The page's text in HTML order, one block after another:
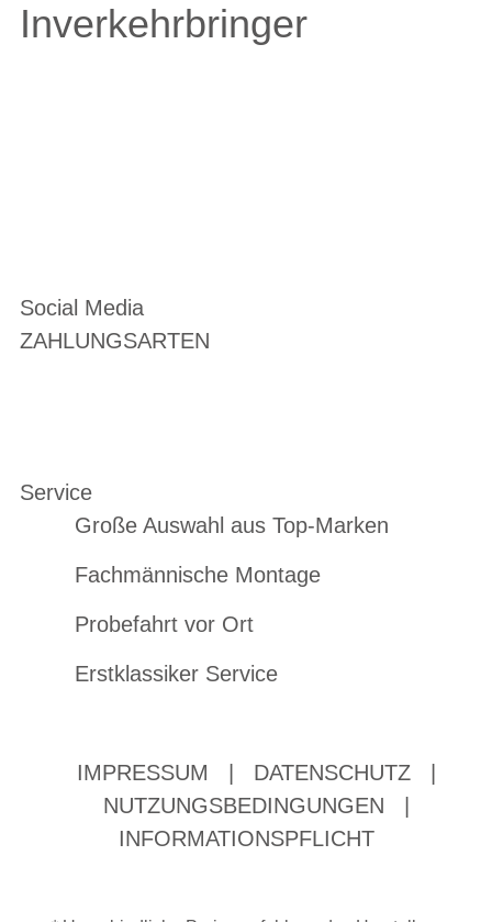
Inverkehrbringer
Social Media
ZAHLUNGSARTEN
Service
Große Auswahl aus Top-Marken
Fachmännische Montage
Probefahrt vor Ort
Erstklassiker Service
IMPRESSUM DATENSCHUTZ
NUTZUNGSBEDINGUNGEN
INFORMATIONSPFLICHT